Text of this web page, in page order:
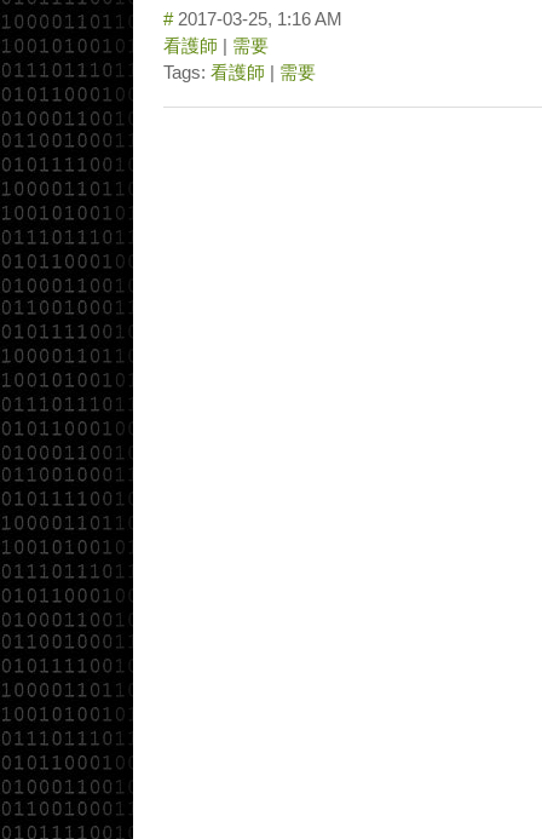
# 2017-03-25, 1:16 AM
看護師 | 需要
Tags: 看護師 | 需要